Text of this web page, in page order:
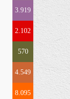
3.919
2.102
570
4.549
8.095